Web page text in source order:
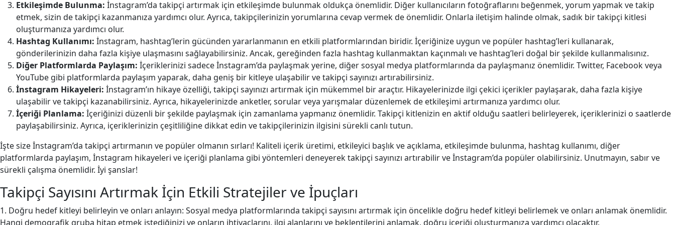
Etkileşimde Bulunma: İnstagram’da takipçi artırmak için etkileşimde bulunmak oldukça önemlidir. Diğer kullanıcıların fotoğraflarını beğenmek, yorum yapmak ve takip
etmek, sizin de takipçi kazanmanıza yardımcı olur. Ayrıca, takipçilerinizin yorumlarına cevap vermek de önemlidir. Onlarla iletişim halinde olmak, sadık bir takipçi kitlesi
oluşturmanıza yardımcı olur.
Hashtag Kullanımı: İnstagram, hashtag’lerin gücünden yararlanmanın en etkili platformlarından biridir. İçeriğinize uygun ve popüler hashtag’leri kullanarak,
gönderilerinizin daha fazla kişiye ulaşmasını sağlayabilirsiniz. Ancak, gereğinden fazla hashtag kullanmaktan kaçınmalı ve hashtag’leri doğal bir şekilde kullanmalısınız.
Diğer Platformlarda Paylaşım: İçeriklerinizi sadece İnstagram’da paylaşmak yerine, diğer sosyal medya platformlarında da paylaşmanız önemlidir. Twitter, Facebook veya
YouTube gibi platformlarda paylaşım yaparak, daha geniş bir kitleye ulaşabilir ve takipçi sayınızı artırabilirsiniz.
İnstagram Hikayeleri: İnstagram’ın hikaye özelliği, takipçi sayınızı artırmak için mükemmel bir araçtır. Hikayelerinizde ilgi çekici içerikler paylaşarak, daha fazla kişiye
ulaşabilir ve takipçi kazanabilirsiniz. Ayrıca, hikayelerinizde anketler, sorular veya yarışmalar düzenlemek de etkileşimi artırmanıza yardımcı olur.
İçeriği Planlama: İçeriğinizi düzenli bir şekilde paylaşmak için zamanlama yapmanız önemlidir. Takipçi kitlenizin en aktif olduğu saatleri belirleyerek, içeriklerinizi o saatlerde
paylaşabilirsiniz. Ayrıca, içeriklerinizin çeşitliliğine dikkat edin ve takipçilerinizin ilgisini sürekli canlı tutun.
İşte size İnstagram’da takipçi artırmanın ve popüler olmanın sırları! Kaliteli içerik üretimi, etkileyici başlık ve açıklama, etkileşimde bulunma, hashtag kullanımı, diğer
platformlarda paylaşım, İnstagram hikayeleri ve içeriği planlama gibi yöntemleri deneyerek takipçi sayınızı artırabilir ve İnstagram’da popüler olabilirsiniz. Unutmayın, sabır ve
sürekli çalışma önemlidir. İyi şanslar!
Takipçi Sayısını Artırmak İçin Etkili Stratejiler ve İpuçları
1. Doğru hedef kitleyi belirleyin ve onları anlayın: Sosyal medya platformlarında takipçi sayısını artırmak için öncelikle doğru hedef kitleyi belirlemek ve onları anlamak önemlidir.
Hangi demografik gruba hitap etmek istediğinizi ve onların ihtiyaçlarını, ilgi alanlarını ve beklentilerini anlamak, doğru içeriği oluşturmanıza yardımcı olacaktır.